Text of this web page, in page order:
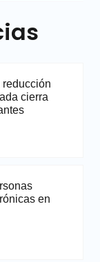
reducción
cierra
en